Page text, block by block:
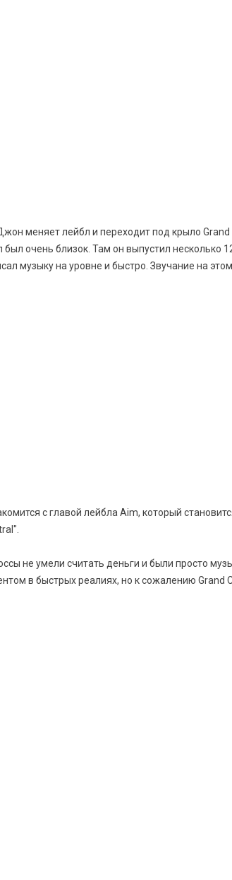
меняет лейбл и переходит под крыло
был очень близок. Там он выпустил
музыку на уровне и быстро. Звучание на
с главой лейбла Aim, который
не умели считать деньги и были просто
в быстрых реалиях, но к сожалению Grand